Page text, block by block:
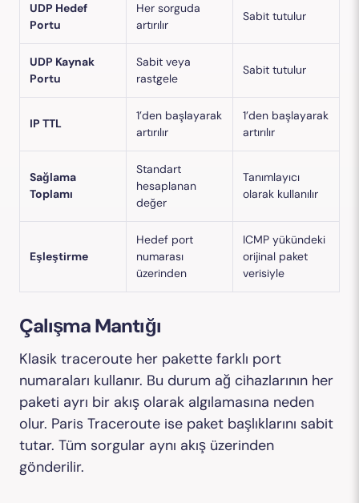
UDP Hedef
Portu
Her sorguda
artırılır
Sabit tutulur
UDP Kaynak
Portu
Sabit veya
rastgele
Sabit tutulur
IP TTL
1’den başlayarak
artırılır
1’den başlayarak
artırılır
Sağlama
Toplamı
Standart
hesaplanan
değer
Tanımlayıcı
olarak kullanılır
Eşleştirme
Hedef port
numarası
üzerinden
ICMP yükündeki
orijinal paket
verisiyle
Çalışma Mantığı
Klasik traceroute her pakette farklı port
numaraları kullanır. Bu durum ağ cihazlarının her
paketi ayrı bir akış olarak algılamasına neden
olur. Paris Traceroute ise paket başlıklarını sabit
tutar. Tüm sorgular aynı akış üzerinden
gönderilir.